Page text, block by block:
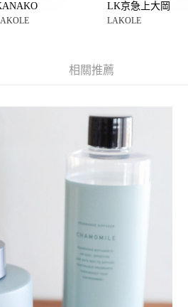
大哥大用戶可立即使用無須另外申請。
用金額請依後續交易確認頁面所載為準。
大哥付你分期」於每月結算日後寄送繳費提
擇「超商條碼／台灣大直營門市／銀行轉
限公司」（以下簡稱本公司）所提供，讓
買商品或服務，並由商店將買賣／分期付款
約使用本公司帳單繳交帳款。
分期」之契約關係目的，商店將以您的個人
提供予台灣大哥大進項蒐集、處理及利用，
需資料之確認、核對及更正。
連結：
之後才付款」的支付方式。 讓您購物簡單便
認證，即可結帳。
享後付」後，將跳轉至「AFTEE先享後付」
，點擊此簡訊中的連結，可透過四大超商／
行付款，方視為交易完成。
需立刻繳費，但若您需要取消訂單，請聯絡
取消之訂單仍視為有效，需透過AFTEE先享
享後付 」之結帳頁面顯示為準，若有關於
退款等相關疑問，請聯繫「AFTEE先享後付
support/home
上)免運費
以上)免運費
以上)免運費
以上)免運費
LK京急上大岡
LAKOLE
相關推薦